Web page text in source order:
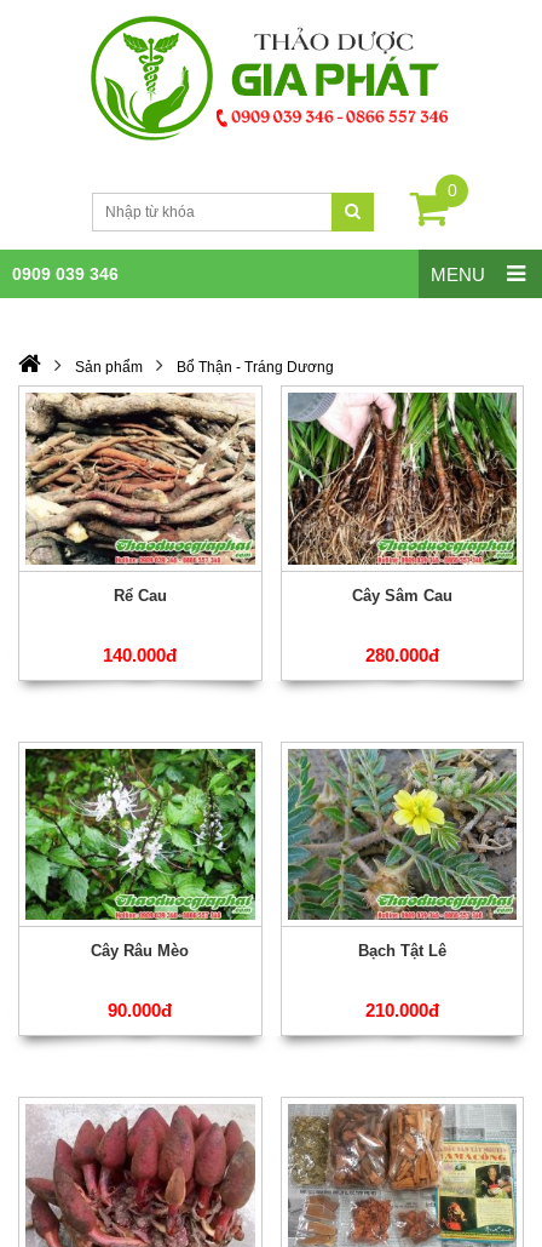
0
MENU
0909 039 346
Sản phẩm Bổ Thận - Tráng Dương
Rể Cau
140.000đ
Cây Sâm Cau
280.000đ
Cây Râu Mèo
90.000đ
Bạch Tật Lê
210.000đ